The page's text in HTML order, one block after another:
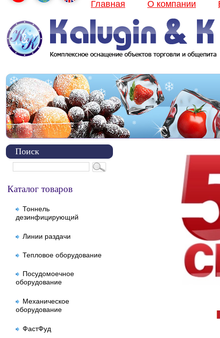
Главная О компании
Поиск
Каталог товаров
Тоннель
дезинфицирующий
Линии раздачи
Тепловое оборудование
Посудомоечное
оборудование
Механическое
оборудование
ФастФуд